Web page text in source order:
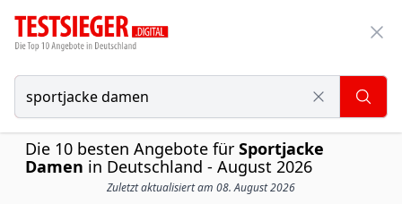
Die 10 besten Angebote für Sportjacke
Damen in Deutschland - August 2026
Zuletzt aktualisiert am 08. August 2026